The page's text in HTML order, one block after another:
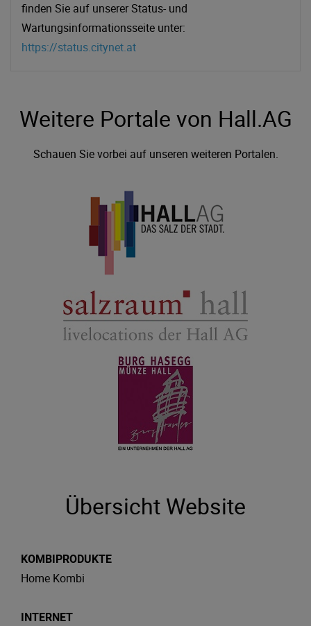
finden Sie auf unserer Status- und
Wartungsinformationsseite unter:
https://status.citynet.at
Weitere Portale von Hall.AG
Schauen Sie vorbei auf unseren weiteren Portalen.
Übersicht Website
KOMBIPRODUKTE
Home Kombi
INTERNET